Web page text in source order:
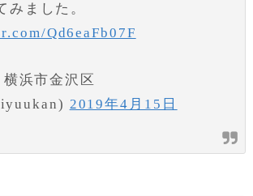
みました。
Qd6eaFb07F
浜市金沢区
2019年4月15日